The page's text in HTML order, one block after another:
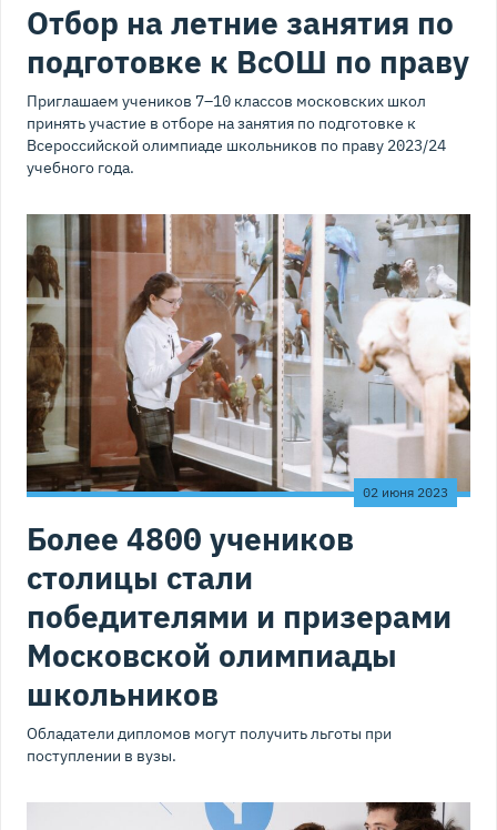
Отбор на летние занятия по
подготовке к ВсОШ по праву
Приглашаем учеников 7–10 классов московских школ
принять участие в отборе на занятия по подготовке к
Всероссийской олимпиаде школьников по праву 2023/24
учебного года.
02 июня 2023
Более 4800 учеников
столицы стали
победителями и призерами
Московской олимпиады
школьников
Обладатели дипломов могут получить льготы при
поступлении в вузы.